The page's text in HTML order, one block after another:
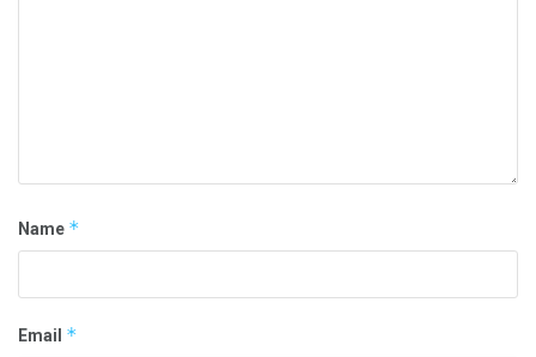
Name *
Email *